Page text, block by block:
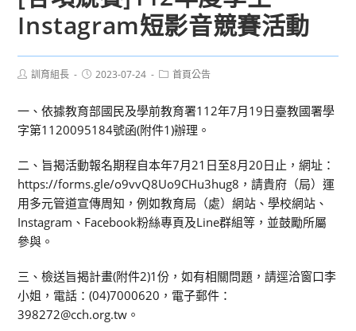
Instagram短影音競賽活動
Post訓育組長
Post2023-07-24
Post首頁公告
一、依據教育部國民及學前教育署112年7月19日臺教國署學
字第1120095184號函(附件1)辦理。
二、旨揭活動報名期程自本年7月21日至8月20日止，網址：
https://forms.gle/o9vvQ8Uo9CHu3hug8，請貴府（局）運
用多元管道宣傳周知，例如教育局（處）網站、學校網站、
Instagram、Facebook粉絲專頁及Line群組等，並鼓勵所屬
參與。
三、檢送旨揭計畫(附件2)1份，如有相關問題，請逕洽窗口李
小姐，電話：(04)7000620，電子郵件：
398272@cch.org.tw。